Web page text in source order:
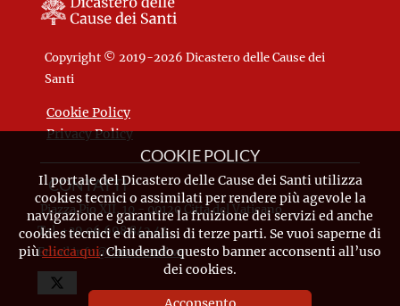
Copyright © 2019-2026 Dicastero delle Cause dei
Santi
Cookie Policy
Privacy Policy
CONTATTI
Piazza Pio XII, 10 - 00120 Città del Vaticano
Tel. +39.06.698.842.44
Emailinfo@causesanti.va
COOKIE POLICY
Il portale del Dicastero delle Cause dei Santi utilizza
cookies tecnici o assimilati per rendere più agevole la
navigazione e garantire la fruizione dei servizi ed anche
cookies tecnici e di analisi di terze parti. Se vuoi saperne di
piùclicca qui. Chiudendo questo banner acconsenti all’uso
dei cookies.